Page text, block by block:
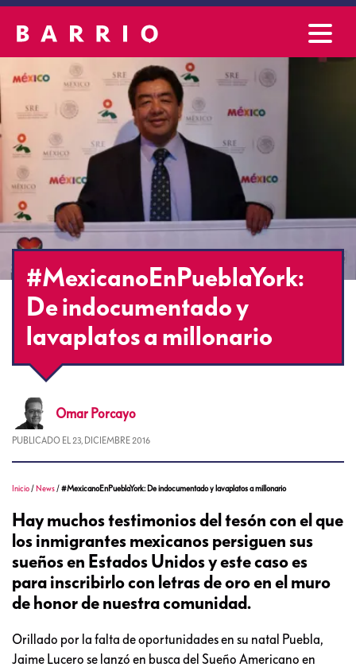
#MexicanoEnPueblaYork:
De indocumentado y
lavaplatos a millonario
Omar Porcayo
PUBLICADO EL 23, DICIEMBRE 2016
Inicio / News /#MexicanoEnPueblaYork: De indocumentado y lavaplatos a millonario
Hay muchos testimonios del tesón con el que
los inmigrantes mexicanos persiguen sus
sueños en Estados Unidos y este caso es
para inscribirlo con letras de oro en el muro
de honor de nuestra comunidad.
Orillado por la falta de oportunidades en su natal Puebla,
Jaime Lucero se lanzó en busca del Sueño Americano en